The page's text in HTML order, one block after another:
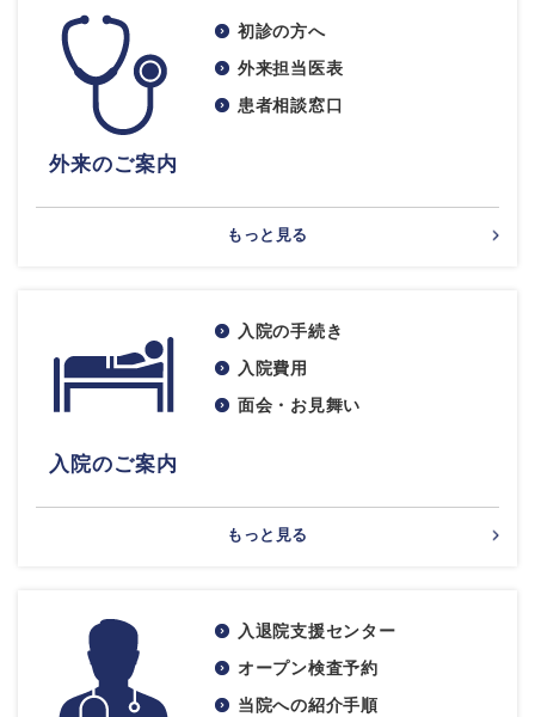
外来のご案内
初診の方へ
外来担当医表
患者相談窓口
もっと見る
入院のご案内
入院の手続き
入院費用
面会・お見舞い
もっと見る
入退院支援センター
オープン検査予約
当院への紹介手順